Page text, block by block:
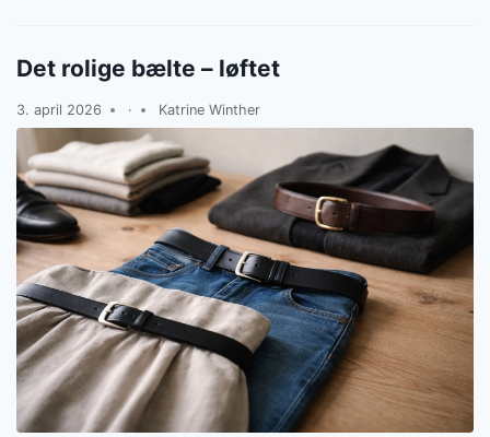
Det rolige bælte – løftet
3. april 2026 · Katrine Winther